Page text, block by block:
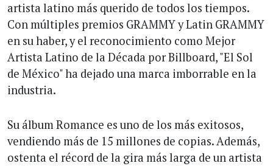
artista latino más querido de todos los tiempos.
Con múltiples premios GRAMMY y Latin GRAMMY
en su haber, y el reconocimiento como Mejor
Artista Latino de la Década por Billboard, "El Sol
de México" ha dejado una marca imborrable en la
industria.
Su álbum Romance es uno de los más exitosos,
vendiendo más de 15 millones de copias. Además,
ostenta el récord de la gira más larga de un artista